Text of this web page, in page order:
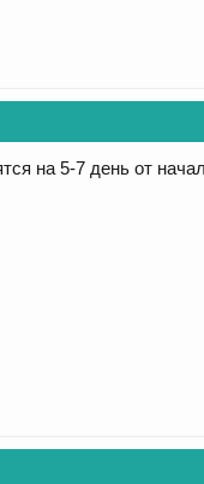
на 5-7 день от